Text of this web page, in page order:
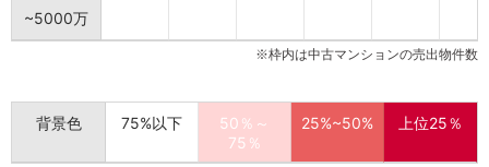
~5000万
※枠内は中古マンションの売出物件数
背景色 75%以下
50％～
75％
25%~50% 上位25％